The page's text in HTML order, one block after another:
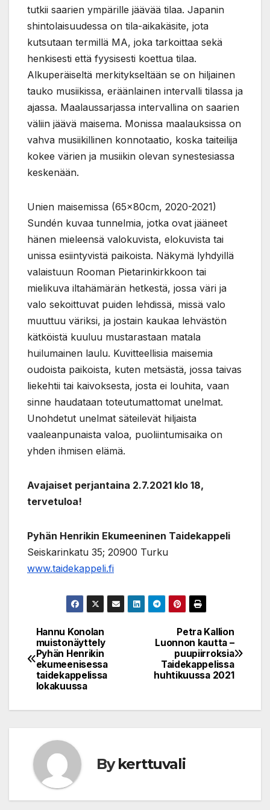
tutkii saarien ympärille jäävää tilaa. Japanin
shintolaisuudessa on tila-aikakäsite, jota
kutsutaan termillä MA, joka tarkoittaa sekä
henkisesti että fyysisesti koettua tilaa.
Alkuperäiseltä merkitykseltään se on hiljainen
tauko musiikissa, eräänlainen intervalli tilassa ja
ajassa. Maalaussarjassa intervallina on saarien
väliin jäävä maisema. Monissa maalauksissa on
vahva musiikillinen konnotaatio, koska taiteilija
kokee värien ja musiikin olevan synestesiassa
keskenään.
Unien maisemissa (65x80cm, 2020-2021)
Sundén kuvaa tunnelmia, jotka ovat jääneet
hänen mieleensä valokuvista, elokuvista tai
unissa esiintyvistä paikoista. Näkymä lyhdyillä
valaistuun Rooman Pietarinkirkkoon tai
mielikuva iltahämärän hetkestä, jossa väri ja
valo sekoittuvat puiden lehdissä, missä valo
muuttuu väriksi, ja jostain kaukaa lehvästön
kätköistä kuuluu mustarastaan matala
huilumainen laulu. Kuvitteellisia maisemia
oudoista paikoista, kuten metsästä, jossa taivas
liekehtii tai kaivoksesta, josta ei louhita, vaan
sinne haudataan toteutumattomat unelmat.
Unohdetut unelmat säteilevät hiljaista
vaaleanpunaista valoa, puoliintumisaika on
yhden ihmisen elämä.
Avajaiset perjantaina 2.7.2021 klo 18,
tervetuloa!
Pyhän Henrikin Ekumeeninen Taidekappeli
Seiskarinkatu 35; 20900 Turku
www.taidekappeli.fi
Post
navigation
Petra Kallion
Luonnon kautta –
puupiirroksia
Taidekappelissa
huhtikuussa 2021
Hannu Konolan
muistonäyttely
Pyhän Henrikin
ekumeenisessa
taidekappelissa
lokakuussa
Bykerttuvali